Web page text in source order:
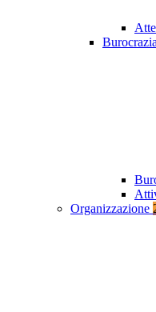
Organizzazione